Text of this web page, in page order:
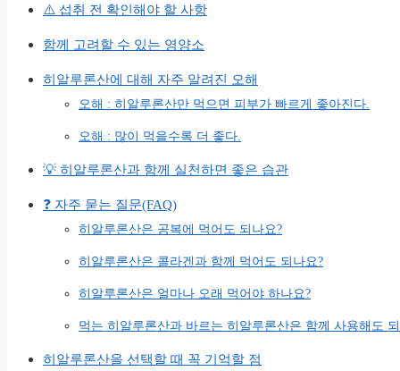
⚠️ 섭취 전 확인해야 할 사항
함께 고려할 수 있는 영양소
히알루론산에 대해 자주 알려진 오해
오해 : 히알루론산만 먹으면 피부가 빠르게 좋아진다.
오해 : 많이 먹을수록 더 좋다.
💡 히알루론산과 함께 실천하면 좋은 습관
❓ 자주 묻는 질문(FAQ)
히알루론산은 공복에 먹어도 되나요?
히알루론산은 콜라겐과 함께 먹어도 되나요?
히알루론산은 얼마나 오래 먹어야 하나요?
먹는 히알루론산과 바르는 히알루론산은 함께 사용해도
히알루론산을 선택할 때 꼭 기억할 점